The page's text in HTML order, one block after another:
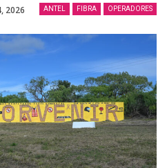
ANTEL FIBRA OPERADORES
2026